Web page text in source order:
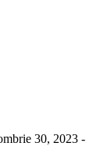
30, 2023 -